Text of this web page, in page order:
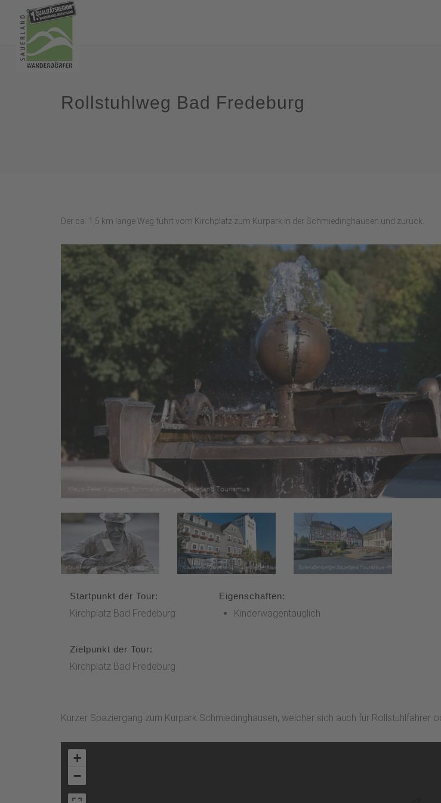
Rollstuhlweg Bad Fredeburg
Der ca. 1,5 km lange Weg führt vom Kirchplatz zum Kurpark in der Schmiedinghausen und zurück.
Startpunkt der Tour:
Kirchplatz Bad Fredeburg
Zielpunkt der Tour:
Kirchplatz Bad Fredeburg
Eigenschaften:
Kinderwagentauglich
Kurzer Spaziergang zum Kurpark Schmiedinghausen, welcher sich auch für Rollstuhlfahrer
+
−